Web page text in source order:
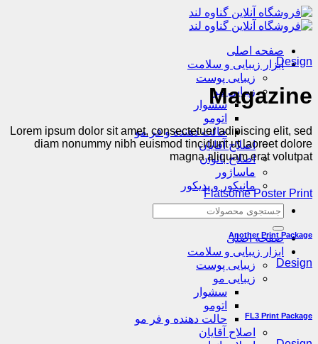
Skip
to
content
صفحه اصلی
ابزار زیبایی و سلامت
زیبایی پوست
زیبایی مو
سشوار
اتومو
حالت دهنده و فر مو
اصلاح آقایان
اصلاح بانوان
ماساژور
مانیکور و پدیکور
جستجو
صفحه اصلی
ابزار زیبایی و سلامت
زیبایی پوست
زیبایی مو
سشوار
اتومو
حالت دهنده و فر مو
اصلاح آقایان
Design
Magazine
Lorem ipsum dolor sit amet, consectetuer adipiscing elit, sed
diam nonummy nibh euismod tincidunt ut laoreet dolore
magna aliquam erat volutpat
Flatsome Poster Print
Another Print Package
Design
FL3 Print Package